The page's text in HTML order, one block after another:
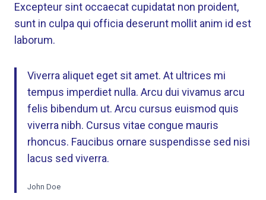
Excepteur sint occaecat cupidatat non proident,
sunt in culpa qui officia deserunt mollit anim id est
laborum.
Viverra aliquet eget sit amet. At ultrices mi
tempus imperdiet nulla. Arcu dui vivamus arcu
felis bibendum ut. Arcu cursus euismod quis
viverra nibh. Cursus vitae congue mauris
rhoncus. Faucibus ornare suspendisse sed nisi
lacus sed viverra.
John Doe